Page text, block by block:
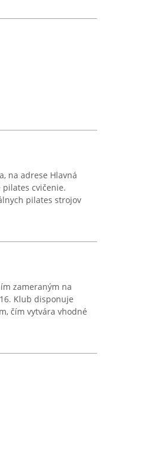
na adrese Hlavná
cvičenie.
pilates strojov
zameraným na
Klub disponuje
čím vytvára vhodné